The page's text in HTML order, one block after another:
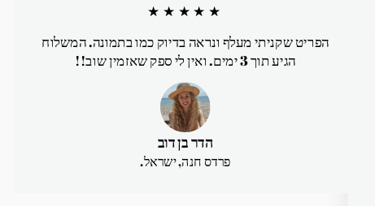
★★★★★
הפריט שקניתי מעלף ונראה בדיוק כמו בתמונה. המשלוח
הגיע תוך 3 ימים. ואין לי ספק שאזמין שוב!!
הדר בן דוב
פרדס חנה, ישראל.